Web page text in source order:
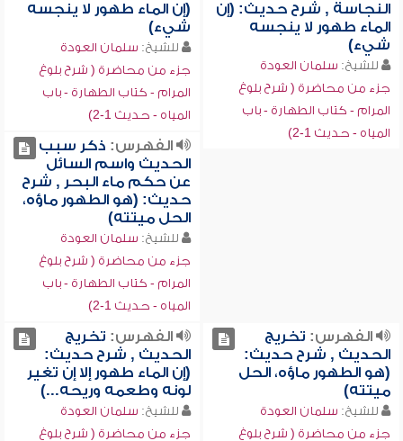
النجاسة , شرح حديث: (إن
الماء طهور لا ينجسه
شيء)
للشيخ: سلمان العودة
جزء من محاضرة ( شرح بلوغ
المرام - كتاب الطهارة - باب
المياه - حديث 1-2)
(إن الماء طهور لا ينجسه
شيء)
للشيخ: سلمان العودة
جزء من محاضرة ( شرح بلوغ
المرام - كتاب الطهارة - باب
المياه - حديث 1-2)
الفهرس: ذكر سبب
الحديث واسم السائل
عن حكم ماء البحر , شرح
حديث: (هو الطهور ماؤه،
الحل ميتته)
للشيخ: سلمان العودة
جزء من محاضرة ( شرح بلوغ
المرام - كتاب الطهارة - باب
المياه - حديث 1-2)
الفهرس: تخريج
الحديث , شرح حديث:
(هو الطهور ماؤه، الحل
ميتته)
للشيخ: سلمان العودة
جزء من محاضرة ( شرح بلوغ
الفهرس: تخريج
الحديث , شرح حديث:
(إن الماء طهور إلا إن تغير
لونه وطعمه وريحه...)
للشيخ: سلمان العودة
جزء من محاضرة ( شرح بلوغ